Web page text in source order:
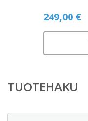
249,00 €
TUOTEHAKU